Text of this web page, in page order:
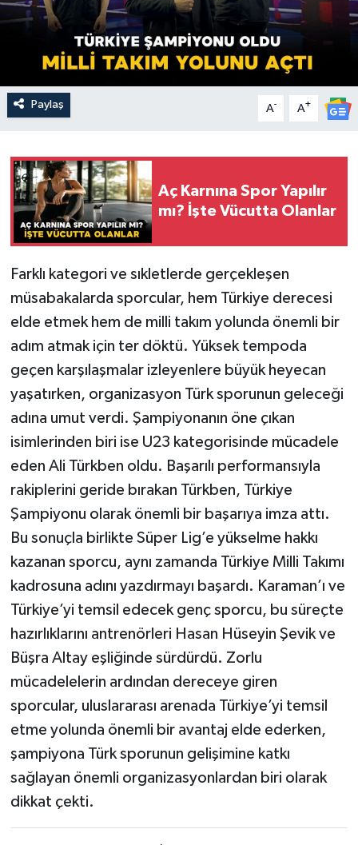
Paylaş A- A+
Aç Karnına Spor Yapılır
mı? İşte Vücutta Olanlar
Farklı kategori ve sıkletlerde gerçekleşen
müsabakalarda sporcular, hem Türkiye derecesi
elde etmek hem de milli takım yolunda önemli bir
adım atmak için ter döktü. Yüksek tempoda
geçen karşılaşmalar izleyenlere büyük heyecan
yaşatırken, organizasyon Türk sporunun geleceği
adına umut verdi. Şampiyonanın öne çıkan
isimlerinden biri ise U23 kategorisinde mücadele
eden Ali Türkben oldu. Başarılı performansıyla
rakiplerini geride bırakan Türkben, Türkiye
Şampiyonu olarak önemli bir başarıya imza attı.
Bu sonuçla birlikte Süper Lig’e yükselme hakkı
kazanan sporcu, aynı zamanda Türkiye Milli Takımı
kadrosuna adını yazdırmayı başardı. Karaman’ı ve
Türkiye’yi temsil edecek genç sporcu, bu süreçte
hazırlıklarını antrenörleri Hasan Hüseyin Şevik ve
Büşra Altay eşliğinde sürdürdü. Zorlu
mücadelelerin ardından dereceye giren
sporcular, uluslararası arenada Türkiye’yi temsil
etme yolunda önemli bir avantaj elde ederken,
şampiyona Türk sporunun gelişimine katkı
sağlayan önemli organizasyonlardan biri olarak
dikkat çekti.